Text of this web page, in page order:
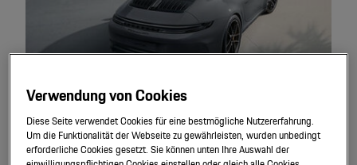
Dynamik
Verwendung von Cookies
Diese Seite verwendet Cookies für eine bestmögliche Nutzererfahrung.
Um die Funktionalität der Webseite zu gewährleisten, wurden unbedingt
erforderliche Cookies gesetzt. Sie können unten Ihre Auswahl der